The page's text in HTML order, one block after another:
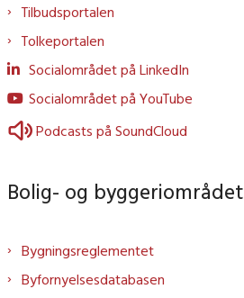
Tilbudsportalen
Tolkeportalen
Socialområdet på LinkedIn
Socialområdet på YouTube
Podcasts på SoundCloud
Bolig- og byggeriområdet
Bygningsreglementet
Byfornyelsesdatabasen